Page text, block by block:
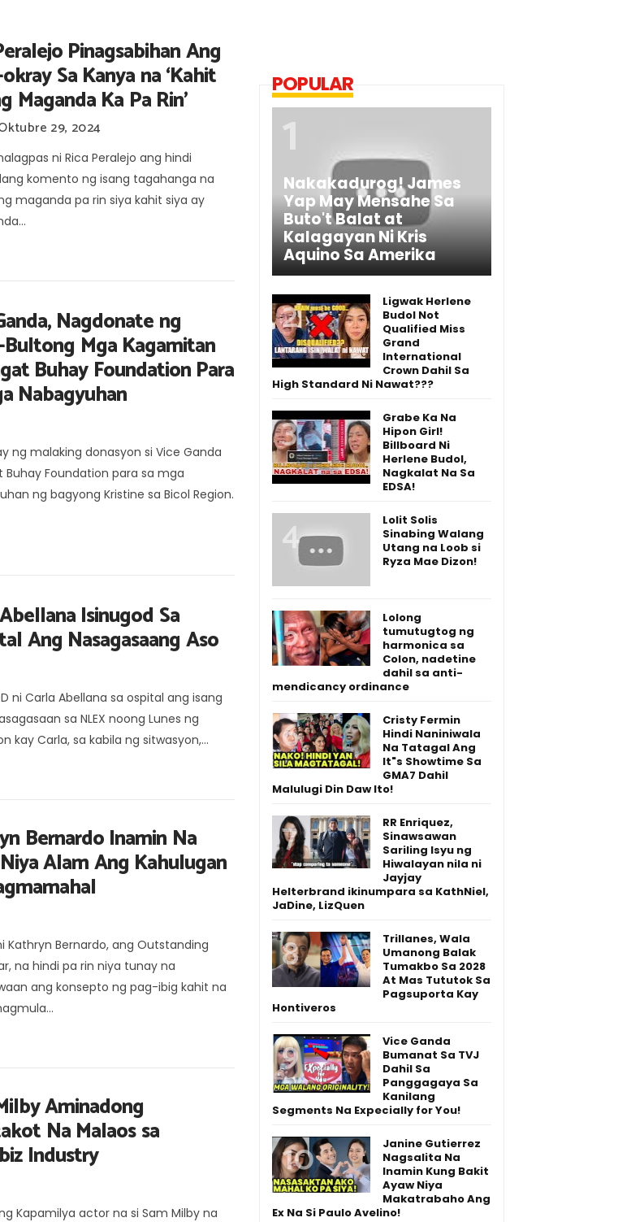
Pinagsabihan Ang
Sa Kanya na ‘Kahit
Maganda Ka Pa Rin’
29, 2024
ni Rica Peralejo ang hindi
komento ng isang tagahanga na
maganda pa rin siya kahit siya ay
Nagdonate ng
Mga Kagamitan
Buhay Foundation Para
Nabagyuhan
ng malaking donasyon si Vice Ganda
Buhay Foundation para sa mga
ng bagyong Kristine sa Bicol Region.
Isinugod Sa
Ang Nasagasaang Aso
ni Carla Abellana sa ospital ang isang
sa NLEX noong Lunes ng
kay Carla, sa kabila ng sitwasyon,...
Bernardo Inamin Na
Alam Ang Kahulugan
Kathryn Bernardo, ang Outstanding
na hindi pa rin niya tunay na
ang konsepto ng pag-ibig kahit na
Aminadong
Na Malaos sa
Industry
Kapamilya actor na si Sam Milby na
POPULAR
Nakakadurog! James
Yap May Mensahe Sa
Buto't Balat at
Kalagayan Ni Kris
Aquino Sa Amerika
Ligwak Herlene
Budol Not
Qualified Miss
Grand
International
Crown Dahil Sa
High Standard Ni Nawat???
Grabe Ka Na
Hipon Girl!
Billboard Ni
Herlene Budol,
Nagkalat Na Sa
EDSA!
Lolit Solis
Sinabing Walang
Utang na Loob si
Ryza Mae Dizon!
Lolong
tumutugtog ng
harmonica sa
Colon, nadetine
dahil sa anti-
mendicancy ordinance
Cristy Fermin
Hindi Naniniwala
Na Tatagal Ang
It"s Showtime Sa
GMA7 Dahil
Malulugi Din Daw Ito!
RR Enriquez,
Sinawsawan
Sariling Isyu ng
Hiwalayan nila ni
Jayjay
Helterbrand ikinumpara sa KathNiel,
JaDine, LizQuen
Trillanes, Wala
Umanong Balak
Tumakbo Sa 2028
At Mas Tututok Sa
Pagsuporta Kay
Hontiveros
Vice Ganda
Bumanat Sa TVJ
Dahil Sa
Panggagaya Sa
Kanilang
Segments Na Expecially for You!
Janine Gutierrez
Nagsalita Na
Inamin Kung Bakit
Ayaw Niya
Makatrabaho Ang
Ex Na Si Paulo Avelino!